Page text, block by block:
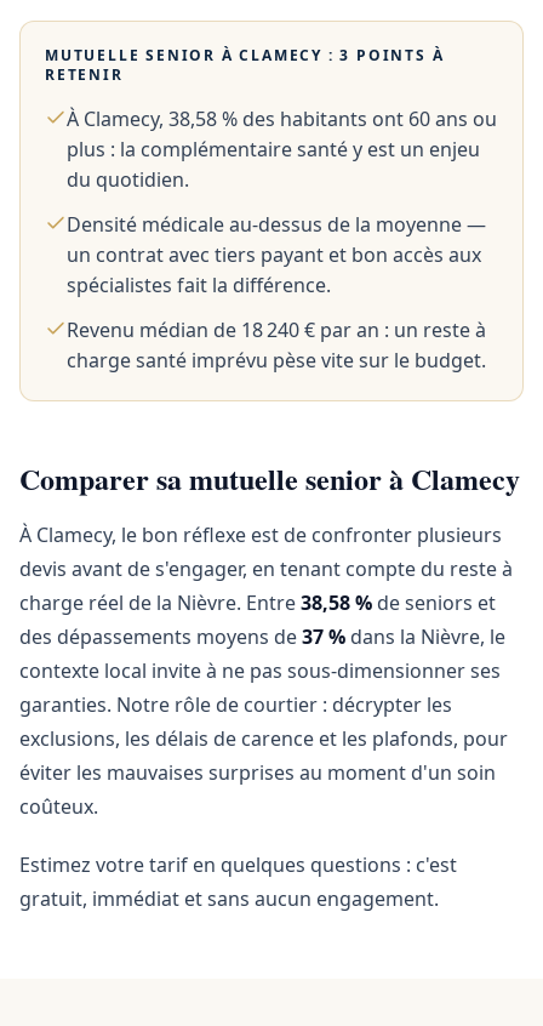
MUTUELLE SENIOR ÀCLAMECY : 3 POINTS À
RETENIR
À Clamecy, 38,58 % des habitants ont 60 ans ou
plus : la complémentaire santé y est un enjeu
du quotidien.
Densité médicale au-dessus de la moyenne —
un contrat avec tiers payant et bon accès aux
spécialistes fait la différence.
Revenu médian de 18 240 € par an : un reste à
charge santé imprévu pèse vite sur le budget.
Comparer sa mutuelle senior à Clamecy
À Clamecy, le bon réflexe est de confronter plusieurs
devis avant de s'engager, en tenant compte du reste à
charge réel de la Nièvre. Entre38,58 % de seniors et
des dépassements moyens de37 % dans la Nièvre, le
contexte local invite à ne pas sous-dimensionner ses
garanties. Notre rôle de courtier : décrypter les
exclusions, les délais de carence et les plafonds, pour
éviter les mauvaises surprises au moment d'un soin
coûteux.
Estimez votre tarif en quelques questions : c'est
gratuit, immédiat et sans aucun engagement.